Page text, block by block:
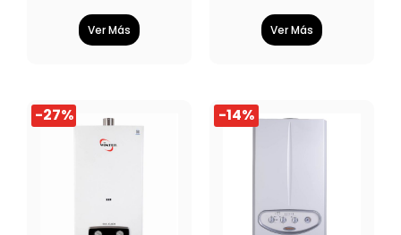
Ver Más Ver Más
-27%
El
precio
$329.990.
El
precio
$239.990.
-14%
El
precio
$1.004.990.
El
precio
$859.990.